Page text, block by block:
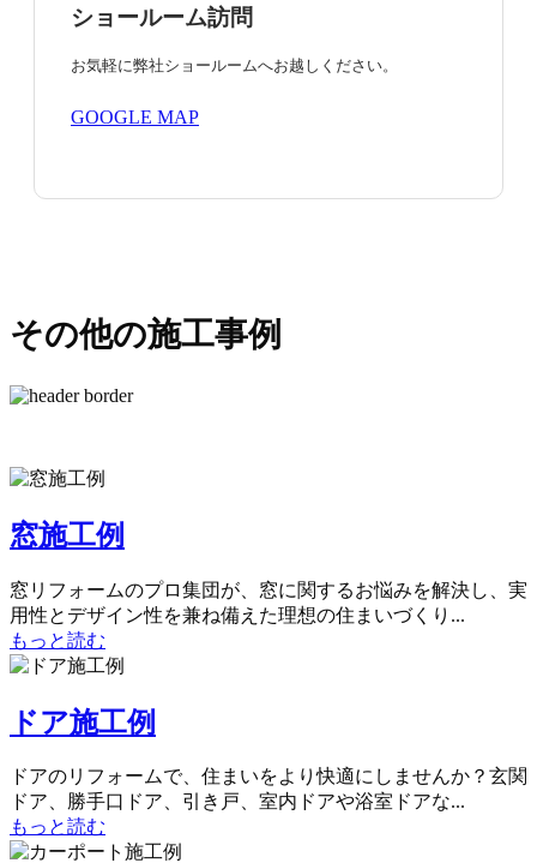
ショールーム訪問
お気軽に弊社ショールームへお越しください。
GOOGLE MAP
その他の施工事例
窓施工例
窓リフォームのプロ集団が、窓に関するお悩みを解決し、実
用性とデザイン性を兼ね備えた理想の住まいづくり...
もっと読む
ドア施工例
ドアのリフォームで、住まいをより快適にしませんか？玄関
ドア、勝手口ドア、引き戸、室内ドアや浴室ドアな...
もっと読む